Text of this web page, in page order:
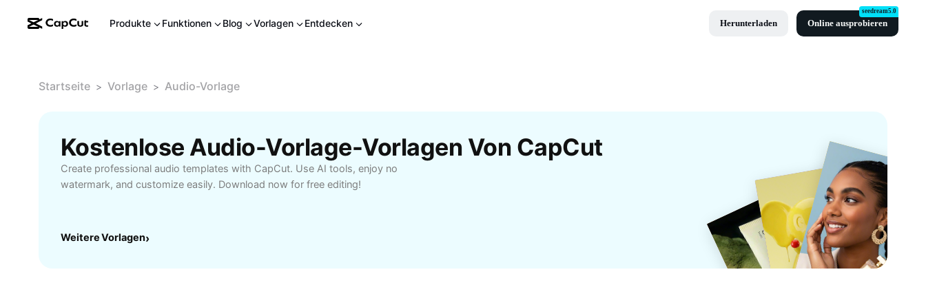
Produkte Funktionen Blog Vorlagen Entdecken Herunterladen Online ausprobieren
seedream5.0
Startseite > Vorlage > Audio-Vorlage
Kostenlose Audio-Vorlage-Vorlagen Von CapCut
Create professional audio templates with CapCut. Use AI tools, enjoy no
watermark, and customize easily. Download now for free editing!
Weitere Vorlagen›